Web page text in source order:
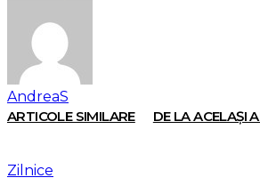
AndreaS
ARTICOLE SIMILARE
DE LA ACELAȘI
Zilnice